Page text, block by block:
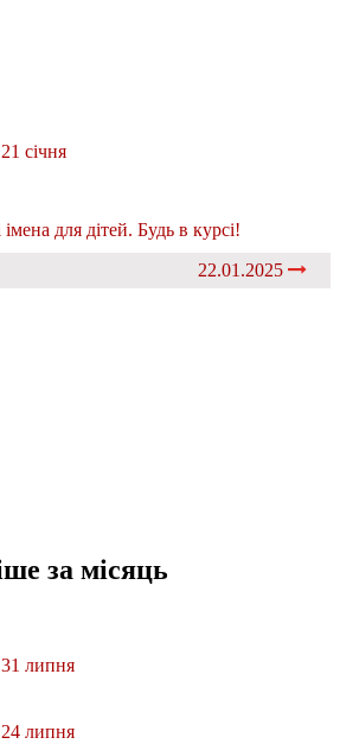
січня
для дітей. Будь в курсі!
22.01.2025
за місяць
липня
липня